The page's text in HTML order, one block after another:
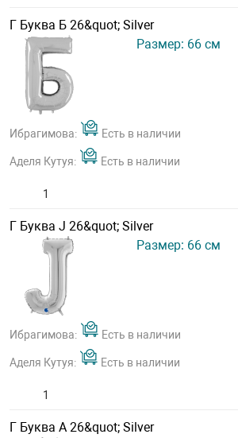
Г Буква Б 26&quot; Silver
Размер: 66 см
Ибрагимова: Есть в наличии
Аделя Кутуя: Есть в наличии
Г Буква J 26&quot; Silver
Размер: 66 см
Ибрагимова: Есть в наличии
Аделя Кутуя: Есть в наличии
Г Буква А 26&quot; Silver